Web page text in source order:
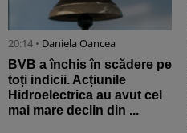
20:14 • Daniela Oancea
BVB a închis în scădere pe
toți indicii. Acțiunile
Hidroelectrica au avut cel
mai mare declin din ...